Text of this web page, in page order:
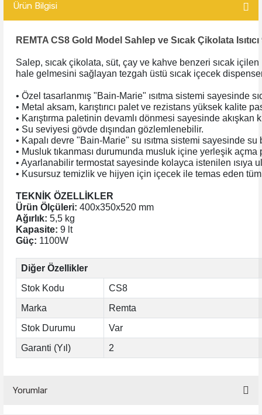
Ürün Bilgisi
REMTA CS8 Gold Model Sahlep ve Sıcak Çikolata Isıtıcı
Salep, sıcak çikolata, süt, çay ve kahve benzeri sıcak
hale gelmesini sağlayan tezgah üstü sıcak içecek
• Özel tasarlanmış "Bain-Marie" ısıtma sistemi sayesinde
• Metal aksam, karıştırıcı palet ve rezistans yüksek kalite
• Karıştırma paletinin devamlı dönmesi sayesinde akışkan
• Su seviyesi gövde dışından gözlemlenebilir.
• Kapalı devre "Bain-Marie" su ısıtma sistemi sayesinde
• Musluk tıkanması durumunda musluk içine yerleşik
• Ayarlanabilir termostat sayesinde kolayca istenilen ısıya
• Kusursuz temizlik ve hijyen için içecek ile temas eden
TEKNİK ÖZELLİKLER
Ürün Ölçüleri: 400x350x520 mm
Ağırlık: 5,5 kg
Kapasite: 9 lt
Güç: 1100W
Diğer Özellikler
Stok Kodu
CS8
Marka
Remta
Stok Durumu
Var
Garanti (Yıl)
2
Yorumlar